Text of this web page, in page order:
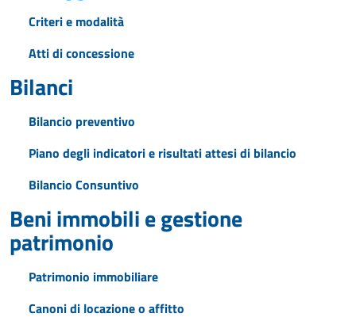
Criteri e modalità
Atti di concessione
Bilanci
Bilancio preventivo
Piano degli indicatori e risultati attesi di bilancio
Bilancio Consuntivo
Beni immobili e gestione
patrimonio
Patrimonio immobiliare
Canoni di locazione o affitto